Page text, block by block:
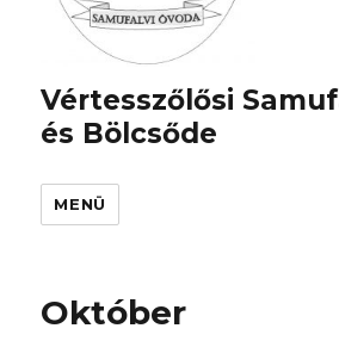
Vértesszőlősi
és Bölcsőde
MENÜ
Október